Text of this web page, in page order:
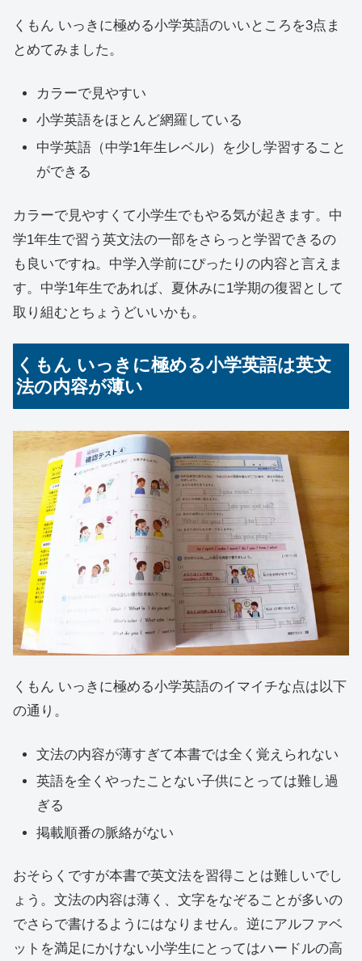
くもん いっきに極める小学英語のいいところを3点ま
とめてみました。
カラーで見やすい
小学英語をほとんど網羅している
中学英語（中学1年生レベル）を少し学習すること
ができる
カラーで見やすくて小学生でもやる気が起きます。中
学1年生で習う英文法の一部をさらっと学習できるの
も良いですね。中学入学前にぴったりの内容と言えま
す。中学1年生であれば、夏休みに1学期の復習として
取り組むとちょうどいいかも。
くもん いっきに極める小学英語は英文
法の内容が薄い
くもん いっきに極める小学英語のイマイチな点は以下
の通り。
文法の内容が薄すぎて本書では全く覚えられない
英語を全くやったことない子供にとっては難し過
ぎる
掲載順番の脈絡がない
おそらくですが本書で英文法を習得ことは難しいでし
ょう。文法の内容は薄く、文字をなぞることが多いの
でさらで書けるようにはなりません。逆にアルファベ
ットを満足にかけない小学生にとってはハードルの高